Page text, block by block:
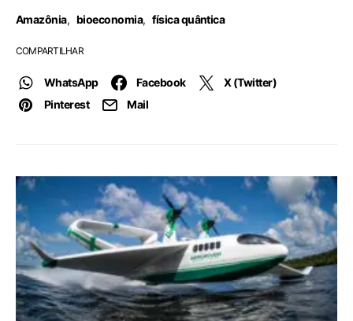
Amazônia, bioeconomia, física quântica
COMPARTILHAR
WhatsApp Facebook
X (Twitter)
Pinterest
Mail